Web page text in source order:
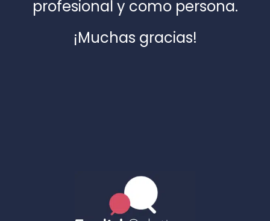
profesional y como persona.
¡Muchas gracias!